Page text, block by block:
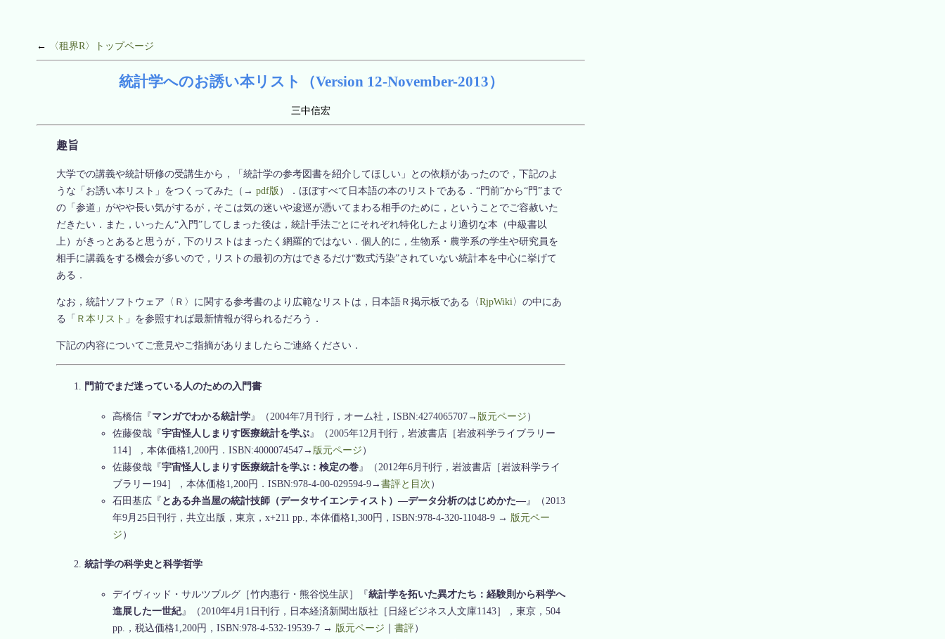
← 〈租界R〉トップページ
統計学へのお誘い本リスト（Version 12-November-2013）
三中信宏
趣旨
大学での講義や統計研修の受講生から，「統計学の参考図書を紹介してほしい」との依頼があったので，下記のよ
うな「お誘い本リスト」をつくってみた（→ pdf版 ）．ほぼすべて日本語の本のリストである．“門前”から“門”まで
の「参道」がやや長い気がするが，そこは気の迷いや逡巡が憑いてまわる相手のために，ということでご容赦いた
だきたい．また，いったん“入門”してしまった後は，統計手法ごとにそれぞれ特化したより適切な本（中級書以
上）がきっとあると思うが，下のリストはまったく網羅的ではない．個人的に，生物系・農学系の学生や研究員を
相手に講義をする機会が多いので，リストの最初の方はできるだけ“数式汚染”されていない統計本を中心に挙げて
ある．
なお，統計ソフトウェア〈Ｒ〉に関する参考書のより広範なリストは，日本語Ｒ掲示板である〈RjpWiki 〉の中にあ
る「 Ｒ本リスト 」を参照すれば最新情報が得られるだろう．
下記の内容についてご意見やご指摘がありましたらご連絡ください．
門前でまだ迷っている人のための入門書
高橋信『 マンガでわかる統計学 』（2004年7月刊行，オーム社，ISBN:4274065707→ 版元ページ ）
佐藤俊哉『宇宙怪人しまりす医療統計を学ぶ 』（2005年12月刊行，岩波書店［岩波科学ライブラリー
114］，本体価格1,200円．ISBN:4000074547→ 版元ページ ）
佐藤俊哉『宇宙怪人しまりす医療統計を学ぶ：検定の巻 』（2012年6月刊行，岩波書店［岩波科学ライ
ブラリー194］，本体価格1,200円．ISBN:978-4-00-029594-9→ 書評と目次 ）
石田基広『 とある弁当屋の統計技師（データサイエンティスト）―データ分析のはじめかた― 』（2013
年9月25日刊行，共立出版，東京，x+211 pp., 本体価格1,300円，ISBN:978-4-320-11048-9 → 版元ペー
ジ ）
統計学の科学史と科学哲学
デイヴィッド・サルツブルグ［竹内惠行・熊谷悦生訳］『統計学を拓いた異才たち：経験則から科学へ
進展した一世紀』（2010年4月1日刊行，日本経済新聞出版社［日経ビジネス人文庫1143］，東京，504
pp.，税込価格1,200円，ISBN:978-4-532-19539-7 → 版元ページ 書評）